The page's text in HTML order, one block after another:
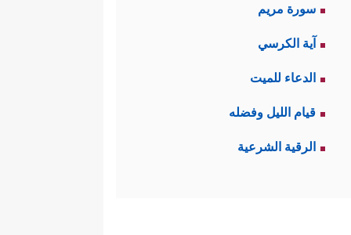
سورة مريم
آية الكرسي
الدعاء للميت
قيام الليل وفضله
الرقية الشرعية